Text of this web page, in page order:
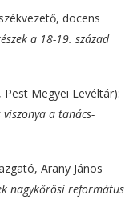
docens
a 18-19. század
Pest Megyei Levéltár):
a tanács-
Arany János
nagykőrösi református